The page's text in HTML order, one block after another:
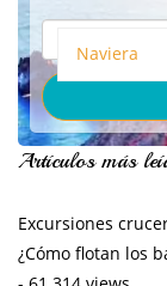
Naviera
Artículos más
Excursiones
¿Cómo flotan los